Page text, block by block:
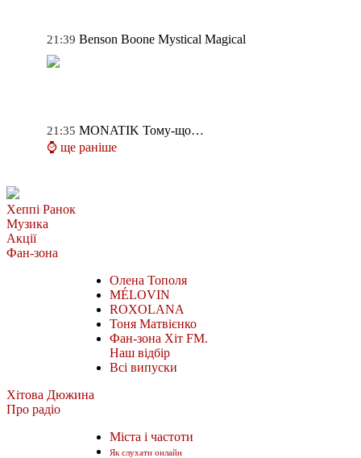
21:39 Benson Boone Mystical Magical
21:35 MONATIK Тому-що…
⌚ ще раніше
Хеппі Ранок
Музика
Акції
Фан-зона
Олена Тополя
MÉLOVIN
ROXOLANA
Тоня Матвієнко
Фан-зона Хіт FM.
Наш відбір
Всі випуски
Хітова Дюжина
Про радіо
Міста і частоти
Як слухати онлайн